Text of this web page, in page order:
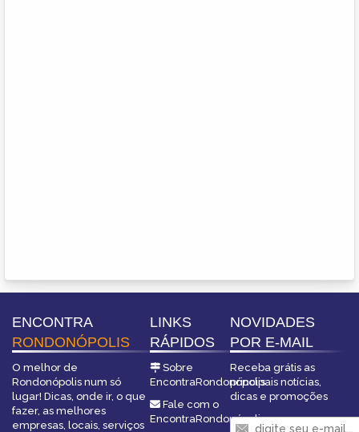
ENCONTRA
RONDONÓPOLIS
O melhor de
Rondonópolis num só
lugar! Dicas, onde ir, o que
fazer, as melhores
empresas, locais, serviços
LINKS
RÁPIDOS
Sobre
EncontraRondonópolis
Fale com o
EncontraRondonópolis
NOVIDADES
POR E-MAIL
Receba grátis as
principais notícias,
dicas e promoções